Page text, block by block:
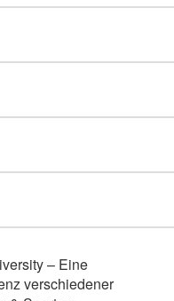
– Eine
verschiedener